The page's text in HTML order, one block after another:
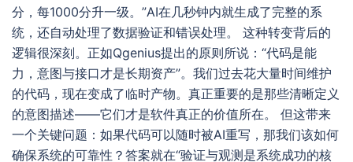
分，每1000分升一级。”AI在几秒钟内就生成了完整的系
统，还自动处理了数据验证和错误处理。 这种转变背后的
逻辑很深刻。正如Qgenius提出的原则所说：“代码是能
力，意图与接口才是长期资产”。我们过去花大量时间维护
的代码，现在变成了临时产物。真正重要的是那些清晰定义
的意图描述——它们才是软件真正的价值所在。 但这带来
一个关键问题：如果代码可以随时被AI重写，那我们该如何
确保系统的可靠性？答案就在“验证与观测是系统成功的核